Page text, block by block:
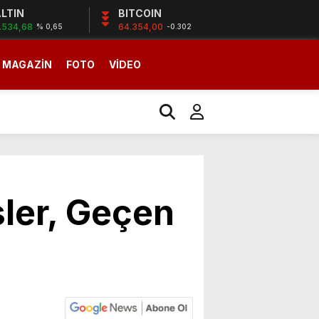
% 0,65
BITCOIN
64.354,00 -0.302
MAGAZİN FOTO VİDEO
Geçen